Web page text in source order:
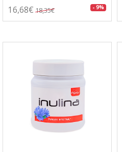
16,68€ 18,35€ - 9%